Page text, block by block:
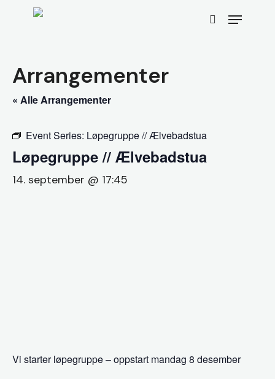
search
Menu
Arrangementer
« Alle Arrangementer
Event Series: Løpegruppe // Ælvebadstua
Løpegruppe // Ælvebadstua
14. september @ 17:45
Vi starter løpegruppe – oppstart mandag 8 desember